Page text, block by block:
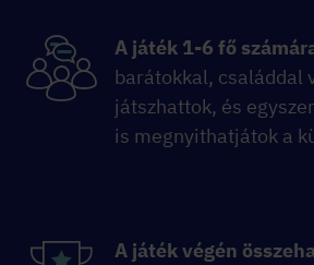
A játék 1-6 fő
barátokkal, családdal
játszhattok, és
is megnyithatjátok a
A játék végén